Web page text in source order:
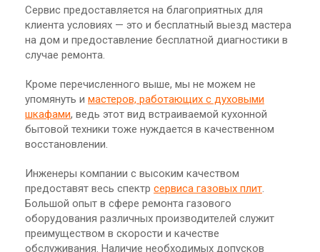
Сервис предоставляется на благоприятных для
клиента условиях — это и бесплатный выезд мастера
на дом и предоставление бесплатной диагностики в
случае ремонта.
Кроме перечисленного выше, мы не можем не
упомянуть и мастеров, работающих с духовыми
шкафами, ведь этот вид встраиваемой кухонной
бытовой техники тоже нуждается в качественном
восстановлении.
Инженеры компании с высоким качеством
предоставят весь спектр сервиса газовых плит
Большой опыт в сфере ремонта газового
оборудования различных производителей служит
преимуществом в скорости и качестве
обслуживания. Наличие необходимых допусков